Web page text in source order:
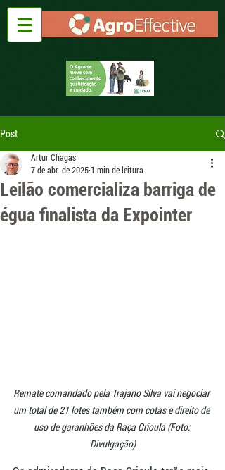
Post
Leilão comercializa barriga de
égua finalista da Expointer
Artur Chagas
7 de abr. de 2025 1 min de leitura
Remate comandado pela Trajano Silva vai negociar
um total de 21 lotes também com cotas e direito de
uso de garanhões da Raça Crioula (Foto:
Divulgação)